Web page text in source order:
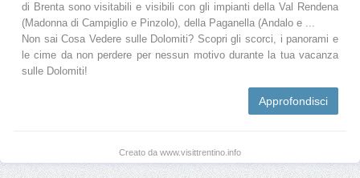
di Brenta sono visitabili e visibili con gli impianti della Val Rendena
(Madonna di Campiglio e Pinzolo), della Paganella (Andalo e ...
Non sai Cosa Vedere sulle Dolomiti? Scopri gli scorci, i panorami e
le cime da non perdere per nessun motivo durante la tua vacanza
sulle Dolomiti!
Approfondisci
Creato da www.visittrentino.info